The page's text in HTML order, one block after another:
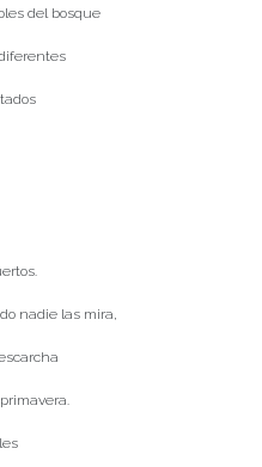
del bosque
nadie las mira,